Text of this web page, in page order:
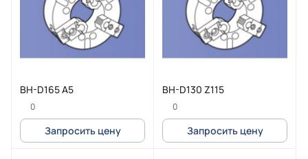
BH-D165 А5
0
Запросить цену
BH-D130 Z115
0
Запросить цену